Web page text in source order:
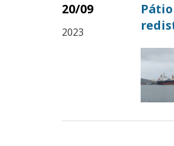
20/09
2023